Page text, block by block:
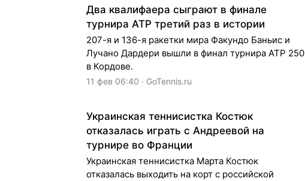
Два квалифаера сыграют в финале
турнира ATP третий раз в истории
207-я и 136-я ракетки мира Факундо Баньис и
Лучано Дардери вышли в финал турнира ATP 250
в Кордове.
11 фев 06:40 · GoTennis.ru
Украинская теннисистка Костюк
отказалась играть с Андреевой на
турнире во Франции
Украинская теннисистка Марта Костюк
отказалась выходить на корт с российской